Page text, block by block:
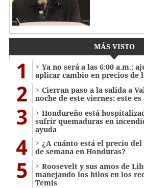
MÁS VISTO
1
Ya no será a las 6:00 a.m.:
aplicar cambio en precios de
2
Cierran paso a la salida a
noche de este viernes: este
3
Hondureño está
sufrir quemaduras en
ayuda
4
¿A cuánto está el precio
de semana en Honduras?
5
Roosevelt y sus amos de
manejando los hilos en los
Temis